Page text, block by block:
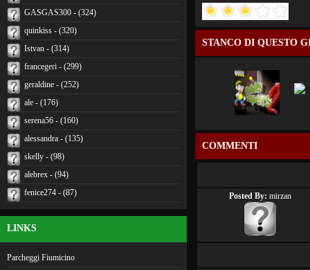
GASGAS300 - (324)
quinkiss - (320)
Istvan - (314)
francegeri - (299)
geraldine - (252)
ale - (176)
serena56 - (160)
alessandra - (135)
skelly - (98)
alebrex - (94)
fenice274 - (87)
LINKS
Parcheggi Fiumicino
STANCO DI QUESTO
COMMENTI
Posted By: mirzan